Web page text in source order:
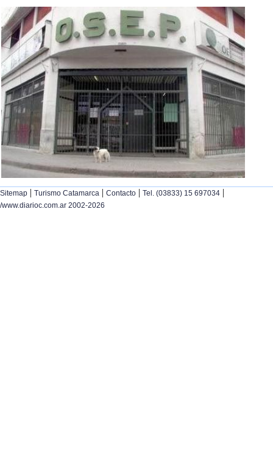
Sitemap | Turismo Catamarca | Contacto | Tel. (03833) 15 697034 |
/www.diarioc.com.ar 2002-2026